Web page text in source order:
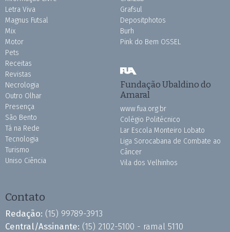
Letra Viva
Magnus Futsal
Mix
Motor
Pets
Receitas
Revistas
Necrologia
Outro Olhar
Presença
São Bento
Tá na Rede
Tecnologia
Turismo
Uniso Ciência
Grafsul
Depositphotos
Burh
Pink do Bem OSSEL
Fundação Ubaldino do
Amaral
www.fua.org.br
Colégio Politécnico
Lar Escola Monteiro Lobato
Liga Sorocabana de Combate ao
Câncer
Vila dos Velhinhos
Contato
Redação: (15) 99789-3913
Central/Assinante: (15) 2102-5100 - ramal 5110